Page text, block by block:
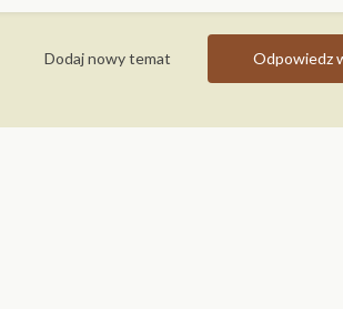
Odpowiedz
Dodaj nowy temat